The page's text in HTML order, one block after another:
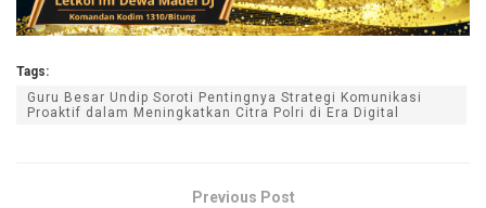
Tags:
Guru Besar Undip Soroti Pentingnya Strategi Komunikasi
Proaktif dalam Meningkatkan Citra Polri di Era Digital
Previous Post